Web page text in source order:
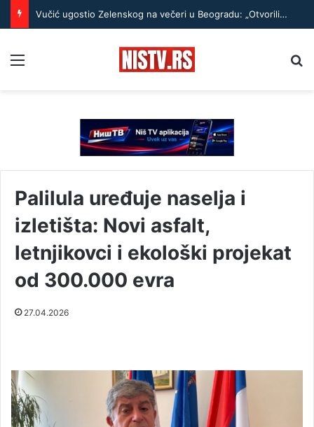
Vučić ugostio Zelenskog na večeri u Beogradu: „Otvorili smo razgovore o temama koje će biti u fokusu sastanaka“
Palilula uređuje naselja i
izletišta: Novi asfalt,
letnjikovci i ekološki projekat
od 300.000 evra
27.04.2026